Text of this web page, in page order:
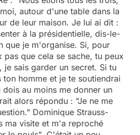
autour d'une table dans la
de leur maison. Je lui ai dit :
à la présidentielle, dis-le-
que je m'organise. Si, pour
pas que cela se sache, tu peux
je sais garder un secret. Si tu
ton homme et je te soutiendrai
au moins me donner un
alors répondu : "Je ne me
Dominique Strauss-
ma visite et m'a reproché